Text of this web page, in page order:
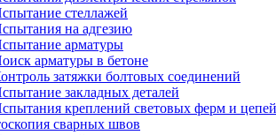
стеллажей
на адгезию
арматуры
арматуры в бетоне
затяжки болтовых соединений
закладных деталей
креплений световых ферм и цепей
сварных швов